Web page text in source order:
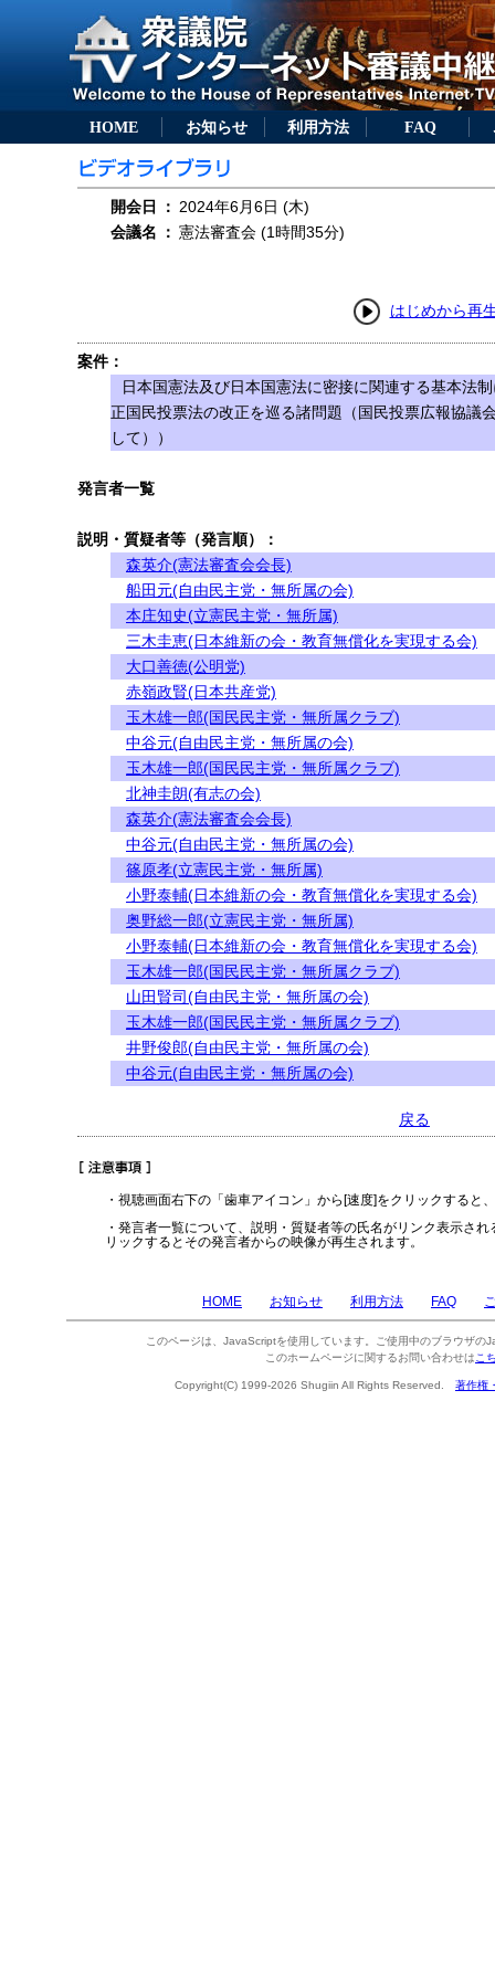
HOME お知らせ 利用方法 FAQ
開会日 ： 2024年6月6日 (木)
会議名
： 憲法審査会 (1時間35分)
はじめから再
案件：
日本国憲法及び日本国憲法に密接に関連する基本法
正国民投票法の改正を巡る諸問題（国民投票広報協議
して））
発言者一覧
説明・質疑者等（発言順）：
森英介(憲法審査会会長)
船田元(自由民主党・無所属の会)
本庄知史(立憲民主党・無所属)
三木圭恵(日本維新の会・教育無償化を実現する会)
大口善徳(公明党)
赤嶺政賢(日本共産党)
玉木雄一郎(国民民主党・無所属クラブ)
中谷元(自由民主党・無所属の会)
玉木雄一郎(国民民主党・無所属クラブ)
北神圭朗(有志の会)
森英介(憲法審査会会長)
中谷元(自由民主党・無所属の会)
篠原孝(立憲民主党・無所属)
小野泰輔(日本維新の会・教育無償化を実現する会)
奥野総一郎(立憲民主党・無所属)
小野泰輔(日本維新の会・教育無償化を実現する会)
玉木雄一郎(国民民主党・無所属クラブ)
山田賢司(自由民主党・無所属の会)
玉木雄一郎(国民民主党・無所属クラブ)
井野俊郎(自由民主党・無所属の会)
中谷元(自由民主党・無所属の会)
戻る
・視聴画面右下の「歯車アイコン」から[速度]をクリックすると
・発言者一覧について、説明・質疑者等の氏名がリンク表示さ
リックするとその発言者からの映像が再生されます。
HOME お知らせ 利用方法 FAQ
このページは、JavaScriptを使用しています。ご使用中のブラウザの
このホームページに関するお問い合わせは こ
Copyright(C) 1999-2026 Shugiin All Rights Reserved. 著作権